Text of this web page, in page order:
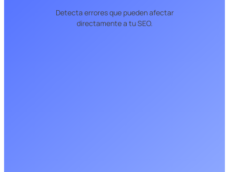
Detecta errores que pueden afectar
directamente a tu SEO.